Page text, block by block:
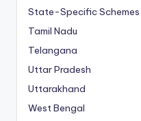
State-Specific Schemes
Tamil Nadu
Telangana
Uttar Pradesh
Uttarakhand
West Bengal